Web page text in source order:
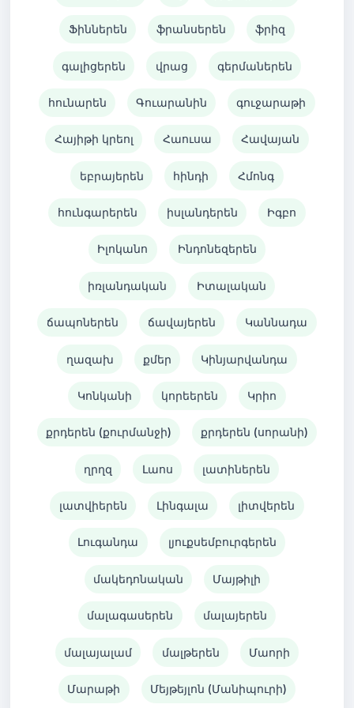
Ֆիններեն ֆրանսերեն ֆրիզ
գալիցերեն վրաց գերմաներեն
հունարեն Գուարանին գուջարաթի
Հայիթի կրեոլ Հաուսա Հավայան
եբրայերեն հինդի Հմոնգ
հունգարերեն իսլանդերեն Իգբո
Իլոկանո Ինդոնեզերեն
իռլանդական Իտալական
ճապոներեն ճավայերեն Կաննադա
ղազախ քմեր Կինյարվանդա
Կոնկանի կորեերեն Կրիո
քրդերեն (քուրմանջի) քրդերեն (սորանի)
ղրղզ Լաոս լատիներեն
լատվիերեն Լինգալա լիտվերեն
Լուգանդա լյուքսեմբուրգերեն
մակեդոնական Մայթիլի
մալագասերեն մալայերեն
մալայալամ մալթերեն Մաորի
Մարաթի Մեյթեյլոն (Մանիպուրի)